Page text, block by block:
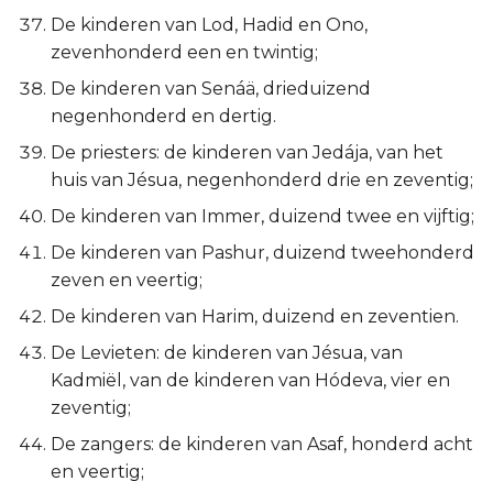
De kinderen van Lod, Hadid en Ono,
zevenhonderd een en twintig;
De kinderen van Senáä, drieduizend
negenhonderd en dertig.
De priesters: de kinderen van Jedája, van het
huis van Jésua, negenhonderd drie en zeventig;
De kinderen van Immer, duizend twee en vijftig;
De kinderen van Pashur, duizend tweehonderd
zeven en veertig;
De kinderen van Harim, duizend en zeventien.
De Levieten: de kinderen van Jésua, van
Kadmiël, van de kinderen van Hódeva, vier en
zeventig;
De zangers: de kinderen van Asaf, honderd acht
en veertig;